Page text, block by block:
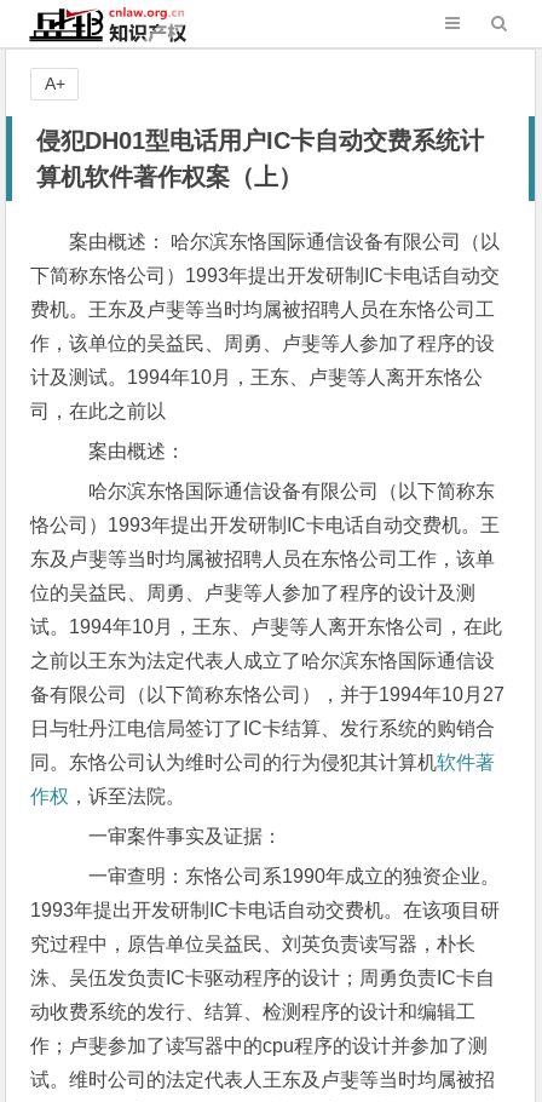
侵犯DH01型电话用户IC卡自动交费系统计
算机软件著作权案（上）
案由概述： 哈尔滨东恪国际通信设备有限公司（以
下简称东恪公司）1993年提出开发研制IC卡电话自动交
费机。王东及卢斐等当时均属被招聘人员在东恪公司工
作，该单位的吴益民、周勇、卢斐等人参加了程序的设
计及测试。1994年10月，王东、卢斐等人离开东恪公
司，在此之前以
案由概述：
哈尔滨东恪国际通信设备有限公司（以下简称东
恪公司）1993年提出开发研制IC卡电话自动交费机。王
东及卢斐等当时均属被招聘人员在东恪公司工作，该单
位的吴益民、周勇、卢斐等人参加了程序的设计及测
试。1994年10月，王东、卢斐等人离开东恪公司，在此
之前以王东为法定代表人成立了哈尔滨东恪国际通信设
备有限公司（以下简称东恪公司），并于1994年10月27
日与牡丹江电信局签订了IC卡结算、发行系统的购销合
同。东恪公司认为维时公司的行为侵犯其计算机软件著
作权 ，诉至法院。
一审案件事实及证据：
一审查明：东恪公司系1990年成立的独资企业。
1993年提出开发研制IC卡电话自动交费机。在该项目研
究过程中，原告单位吴益民、刘英负责读写器，朴长
洙、吴伍发负责IC卡驱动程序的设计；周勇负责IC卡自
动收费系统的发行、结算、检测程序的设计和编辑工
作；卢斐参加了读写器中的cpu程序的设计并参加了测
试。维时公司的法定代表人王东及卢斐等当时均属被招
A+